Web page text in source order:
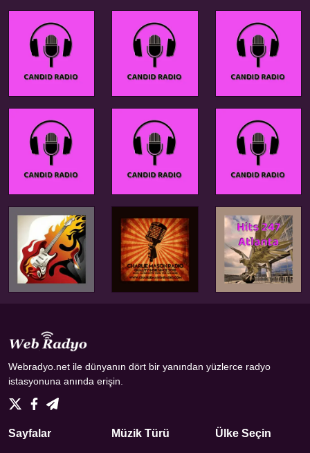
Webradyo.net ile dünyanın dört bir yanından yüzlerce radyo
istasyonuna anında erişin.
Sayfalar Müzik Türü Ülke Seçin